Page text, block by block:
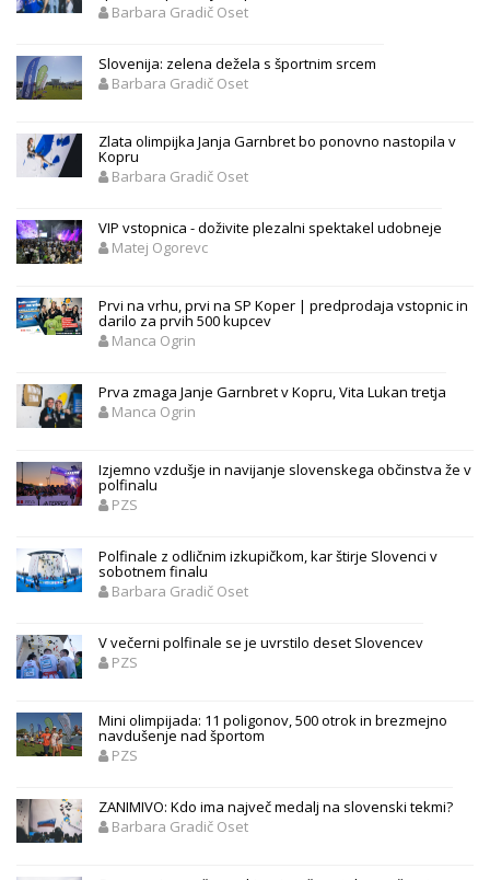
Barbara Gradič Oset
Slovenija: zelena dežela s športnim srcem
Barbara Gradič Oset
Zlata olimpijka Janja Garnbret bo ponovno nastopila v
Kopru
Barbara Gradič Oset
VIP vstopnica - doživite plezalni spektakel udobneje
Matej Ogorevc
Prvi na vrhu, prvi na SP Koper | predprodaja vstopnic in
darilo za prvih 500 kupcev
Manca Ogrin
Prva zmaga Janje Garnbret v Kopru, Vita Lukan tretja
Manca Ogrin
Izjemno vzdušje in navijanje slovenskega občinstva že v
polfinalu
PZS
Polfinale z odličnim izkupičkom, kar štirje Slovenci v
sobotnem finalu
Barbara Gradič Oset
V večerni polfinale se je uvrstilo deset Slovencev
PZS
Mini olimpijada: 11 poligonov, 500 otrok in brezmejno
navdušenje nad športom
PZS
ZANIMIVO: Kdo ima največ medalj na slovenski tekmi?
Barbara Gradič Oset